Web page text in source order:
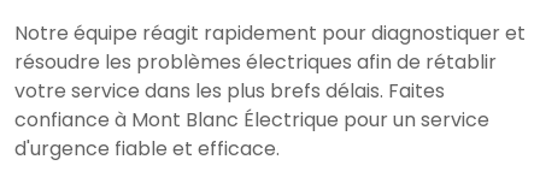
Notre équipe réagit rapidement pour diagnostiquer et
résoudre les problèmes électriques afin de rétablir
votre service dans les plus brefs délais. Faites
confiance à Mont Blanc Électrique pour un service
d'urgence fiable et efficace.